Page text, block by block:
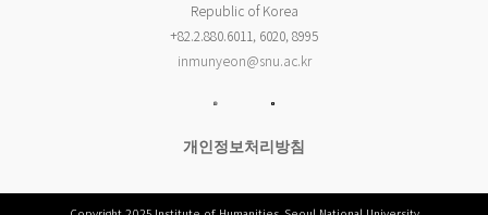
Republic of Korea
+82.2.880.6011, 6020, 8995
inmunyeon@snu.ac.kr
개인정보처리방침